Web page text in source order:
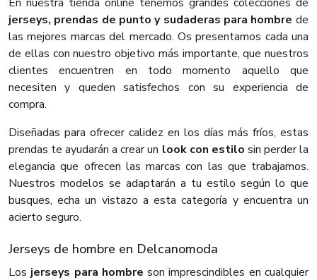
jerseys, prendas de punto y sudaderas para hombre de
las mejores marcas del mercado. Os presentamos cada una
de ellas con nuestro objetivo más importante, que nuestros
clientes encuentren en todo momento aquello que
necesiten y queden satisfechos con su experiencia de
compra.
Diseñadas para ofrecer calidez en los días más fríos, estas
prendas te ayudarán a crear un look con estilo sin perder la
elegancia que ofrecen las marcas con las que trabajamos.
Nuestros modelos se adaptarán a tu estilo según lo que
busques, echa un vistazo a esta categoría y encuentra un
acierto seguro.
Jerseys de hombre en Delcanomoda
Los jerseys para hombre son imprescindibles en cualquier